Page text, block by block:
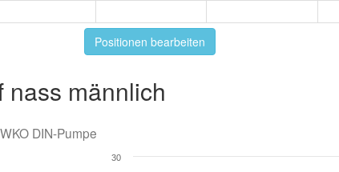
Positionen bearbeiten
nass männlich
WKO DIN-Pumpe
30